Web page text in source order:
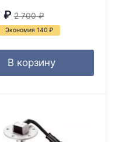
₽ 2 700 ₽
Экономия 140 ₽
В корзину